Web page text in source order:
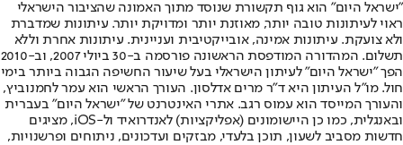
"ישראל היום" הוא גוף תקשורת שנוסד מתוך האמונה שהציבור הישראלי
ראוי לעיתונות טובה יותר, מאוזנת יותר ומדויקת יותר. עיתונות שמדברת
ולא צועקת. עיתונות אמינה, אובייקטיבית ועניינית. עיתונות אחרת וללא
תשלום. המהדורה המודפסת הראשונה פורסמה ב-30 ביולי 2007, וב-2010
הפך "ישראל היום" לעיתון הישראלי בעל שיעור החשיפה הגבוה ביותר בימי
חול. מו"ל העיתון היא ד"ר מרים אדלסון. העורך הראשי הוא עמר לחמנוביץ,
והעורך המייסד הוא עמוס רגב. אתרי האינטרנט של "ישראל היום" בעברית
ובאנגלית, כמו כן היישומונים (אפליקציות) לאנדרואיד ול-iOS, מציגים
חדשות מסביב לשעון, תוכן בלעדי, מבזקים ועדכונים, ניתוחים ופרשנויות,